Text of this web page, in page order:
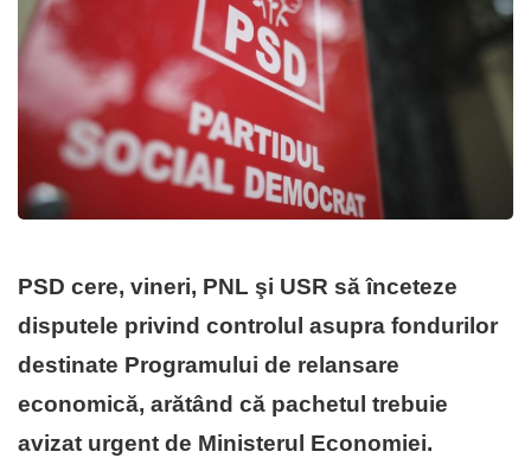
PSD cere, vineri, PNL şi USR să înceteze
disputele privind controlul asupra fondurilor
destinate Programului de relansare
economică, arătând că pachetul trebuie
avizat urgent de Ministerul Economiei.